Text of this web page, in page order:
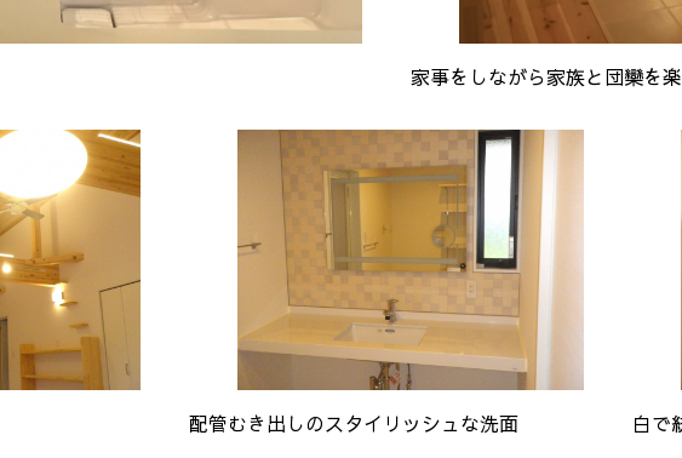
家事をしながら家族と団欒を
配管むき出しのスタイリッシュな洗面 白で